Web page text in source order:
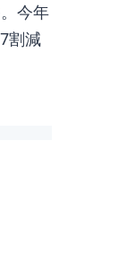
今年
割減